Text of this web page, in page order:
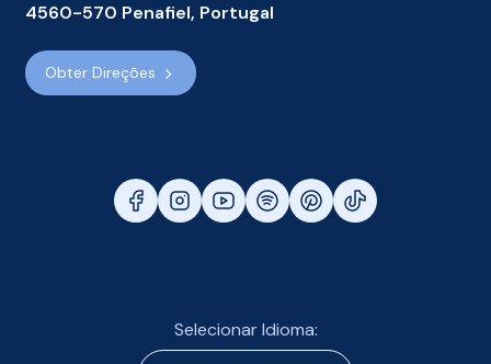
4560-570 Penafiel, Portugal
Obter Direções
Selecionar Idioma: